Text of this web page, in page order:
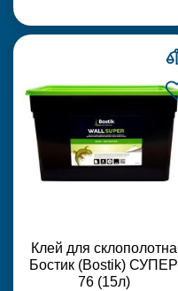
Клей для склополотна
Бостик (Bostik) СУПЕР
76 (15л)